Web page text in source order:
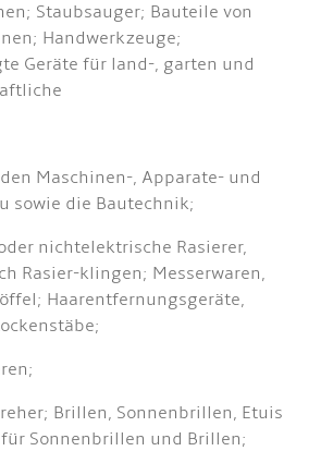
Staubsauger; Bauteile von
Handwerkzeuge;
Geräte für land-, garten und
Maschinen-, Apparate- und
sowie die Bautechnik;
nichtelektrische Rasierer,
Rasier-klingen; Messerwaren,
Haarentfernungsgeräte,
Brillen, Sonnenbrillen, Etuis
Sonnenbrillen und Brillen;